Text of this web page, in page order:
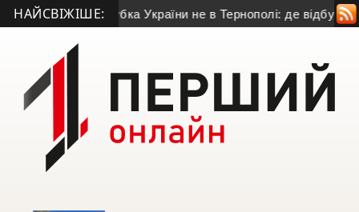
НАЙСВІЖІШЕ:
матч Кубка України не в Тернополі: де відбудеться